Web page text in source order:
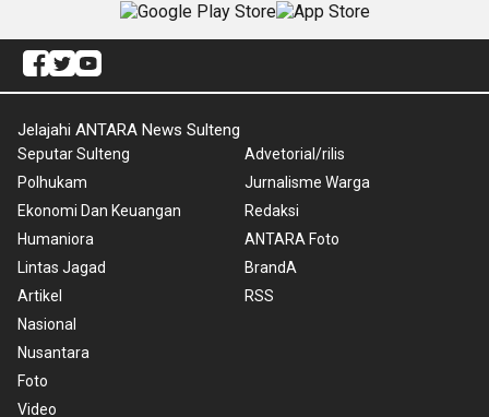
Jelajahi ANTARA News Sulteng
Seputar Sulteng
Polhukam
Ekonomi Dan Keuangan
Humaniora
Lintas Jagad
Artikel
Nasional
Nusantara
Foto
Video
Advetorial/rilis
Jurnalisme Warga
Redaksi
ANTARA Foto
BrandA
RSS